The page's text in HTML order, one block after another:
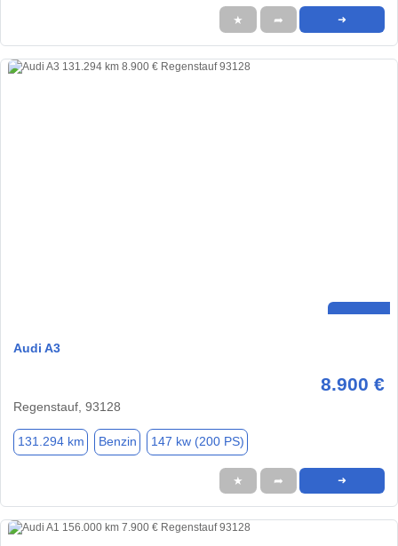
★ ➦ ➜
Audi A3
8.900 €
Regenstauf, 93128
131.294 km Benzin 147 kw (200 PS)
★ ➦ ➜